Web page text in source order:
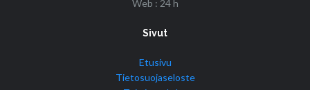
Web : 24 h
Sivut
Etusivu
Tietosuojaseloste